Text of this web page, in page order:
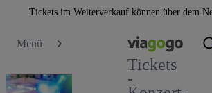
Tickets im Weiterverkauf können über dem
Menü
Tickets
-